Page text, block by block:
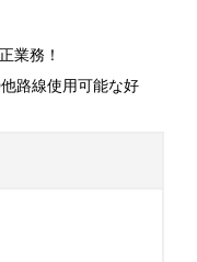
業務！
路線使用可能な好